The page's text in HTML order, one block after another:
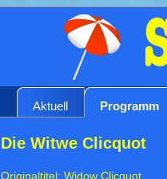
Aktuell Programm
Die Witwe Clicquot
Originaltitel: Widow Clicquot